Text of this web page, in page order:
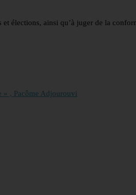
élections, ainsi qu’à juger de la
» , Pacôme Adjourouvi